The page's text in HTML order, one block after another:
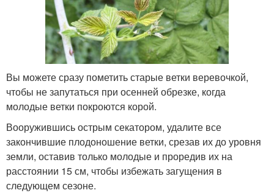
Вы можете сразу пометить старые ветки веревочкой,
чтобы не запутаться при осенней обрезке, когда
молодые ветки покроются корой.
Вооружившись острым секатором, удалите все
закончившие плодоношение ветки, срезав их до уровня
земли, оставив только молодые и проредив их на
расстоянии 15 см, чтобы избежать загущения в
следующем сезоне.